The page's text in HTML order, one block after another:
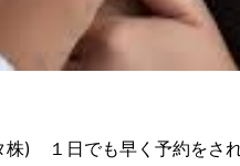
株) １日でも早く予約をさ